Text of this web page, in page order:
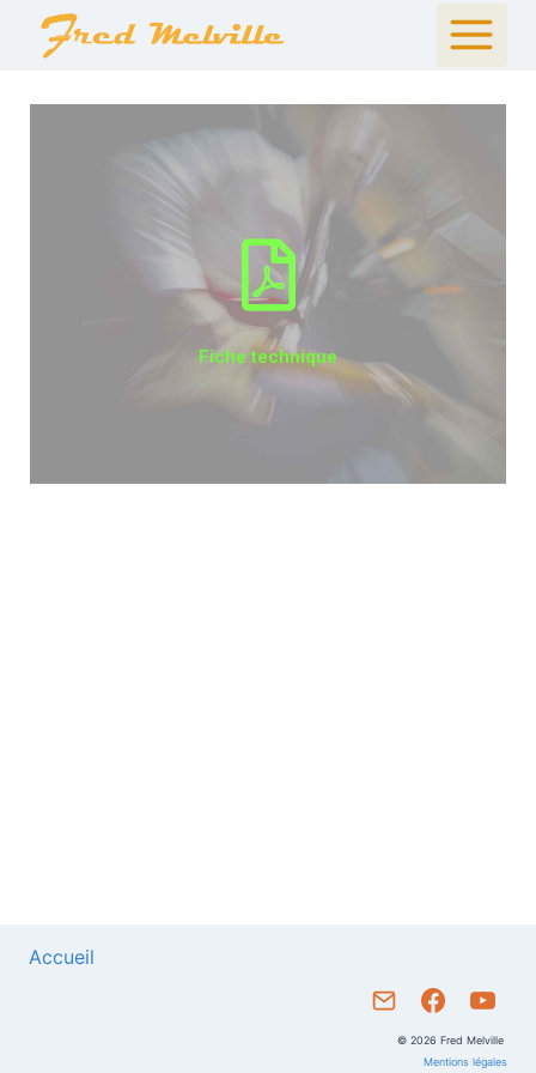
Fiche technique
Accueil
© 2026 Fred Melville
Mentions légales